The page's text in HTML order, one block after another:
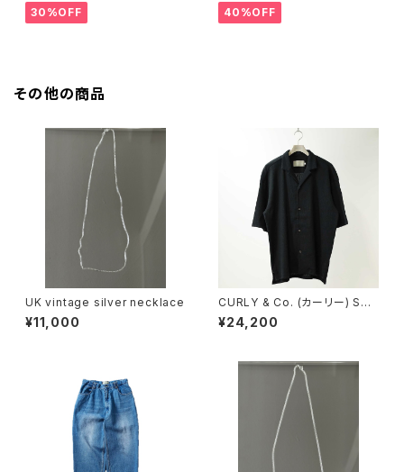
30%OFF 40%OFF
その他の商品
UK vintage silver necklace
¥11,000
CURLY & Co. (カーリー) STR
IPE CRAPE SHIRT (BLACK)
香川 カットソー
¥24,200